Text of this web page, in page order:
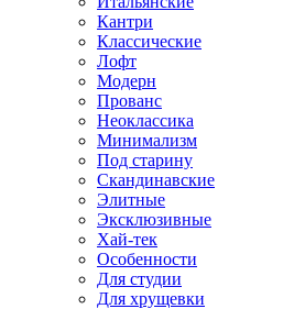
Кантри
Классические
Лофт
Модерн
Прованс
Неоклассика
Минимализм
Под старину
Скандинавские
Элитные
Эксклюзивные
Хай-тек
Особенности
Для студии
Для хрущевки